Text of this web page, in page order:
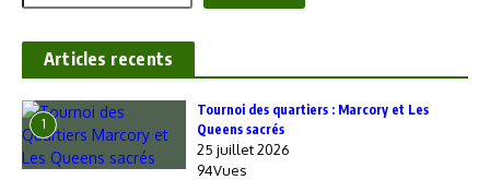
Articles recents
1
‎Tournoi des quartiers : Marcory et Les
Queens sacrés
25 juillet 2026
94Vues